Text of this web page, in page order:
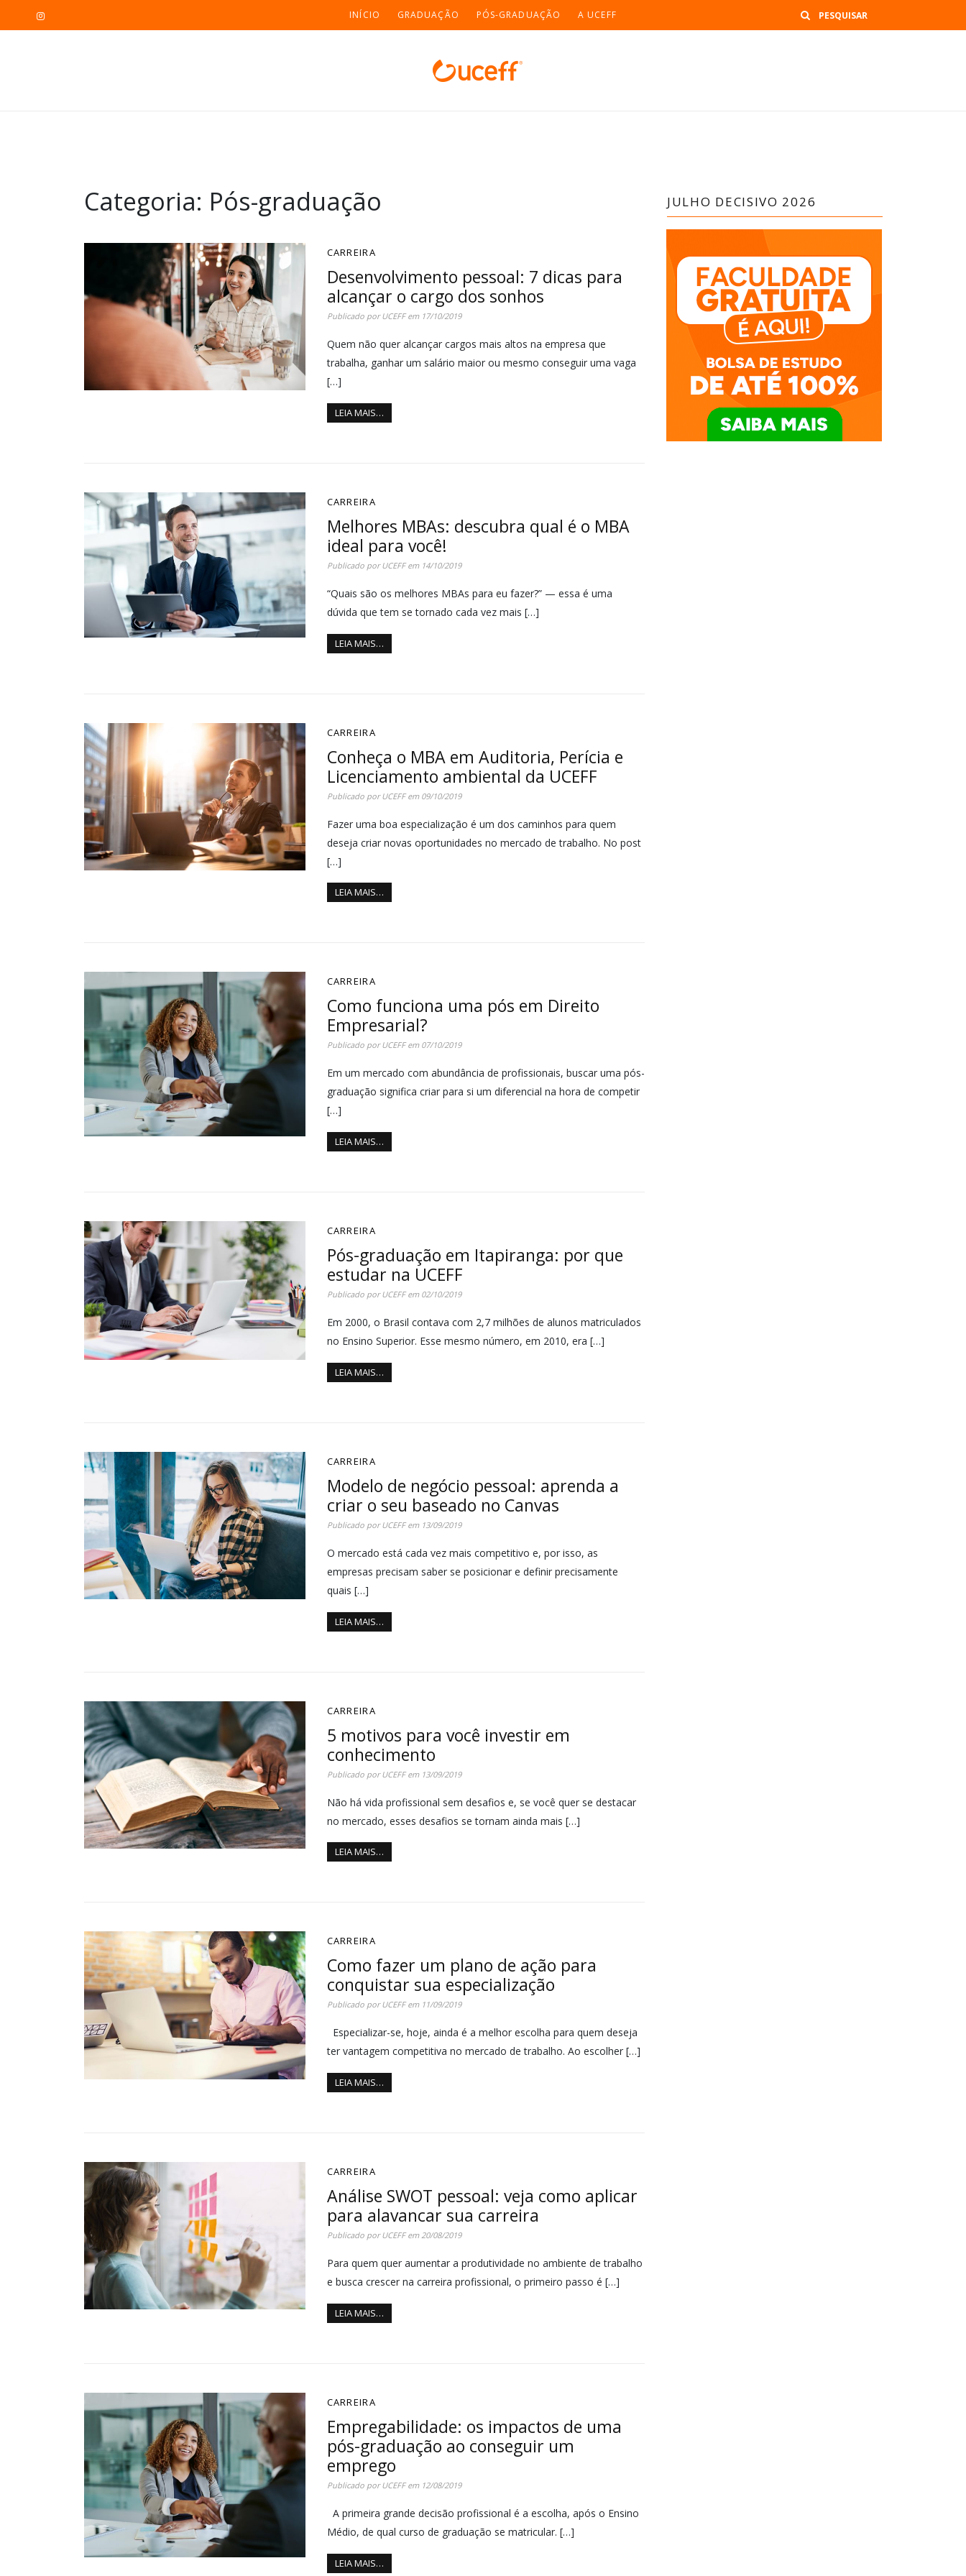
INÍCIO GRADUAÇÃO PÓS-GRADUAÇÃO A UCEFF Buscar
Categoria: Pós-graduação
CARREIRA
Desenvolvimento pessoal: 7 dicas para
alcançar o cargo dos sonhos
Publicado porUCEFFem 17/10/2019
Quem não quer alcançar cargos mais altos na empresa que
trabalha, ganhar um salário maior ou mesmo conseguir uma vaga
[…]
LEIA MAIS…
CARREIRA
Melhores MBAs: descubra qual é o MBA
ideal para você!
Publicado porUCEFFem 14/10/2019
“Quais são os melhores MBAs para eu fazer?” — essa é uma
dúvida que tem se tornado cada vez mais […]
LEIA MAIS…
CARREIRA
Conheça o MBA em Auditoria, Perícia e
Licenciamento ambiental da UCEFF
Publicado porUCEFFem 09/10/2019
Fazer uma boa especialização é um dos caminhos para quem
deseja criar novas oportunidades no mercado de trabalho. No post
[…]
LEIA MAIS…
CARREIRA
Como funciona uma pós em Direito
Empresarial?
Publicado porUCEFFem 07/10/2019
Em um mercado com abundância de profissionais, buscar uma pós-
graduação significa criar para si um diferencial na hora de competir
[…]
LEIA MAIS…
CARREIRA
Pós-graduação em Itapiranga: por que
estudar na UCEFF
Publicado porUCEFFem 02/10/2019
Em 2000, o Brasil contava com 2,7 milhões de alunos matriculados
no Ensino Superior. Esse mesmo número, em 2010, era […]
LEIA MAIS…
CARREIRA
Modelo de negócio pessoal: aprenda a
criar o seu baseado no Canvas
Publicado porUCEFFem 13/09/2019
O mercado está cada vez mais competitivo e, por isso, as
empresas precisam saber se posicionar e definir precisamente
quais […]
LEIA MAIS…
CARREIRA
5 motivos para você investir em
conhecimento
Publicado porUCEFFem 13/09/2019
Não há vida profissional sem desafios e, se você quer se destacar
no mercado, esses desafios se tornam ainda mais […]
LEIA MAIS…
CARREIRA
Como fazer um plano de ação para
conquistar sua especialização
Publicado porUCEFFem 11/09/2019
Especializar-se, hoje, ainda é a melhor escolha para quem deseja
ter vantagem competitiva no mercado de trabalho. Ao escolher […]
LEIA MAIS…
CARREIRA
Análise SWOT pessoal: veja como aplicar
para alavancar sua carreira
Publicado porUCEFFem20/08/2019
Para quem quer aumentar a produtividade no ambiente de trabalho
e busca crescer na carreira profissional, o primeiro passo é […]
LEIA MAIS…
CARREIRA
Empregabilidade: os impactos de uma
pós-graduação ao conseguir um
emprego
Publicado porUCEFFem 12/08/2019
A primeira grande decisão profissional é a escolha, após o Ensino
Médio, de qual curso de graduação se matricular. […]
LEIA MAIS…
JULHO DECISIVO 2026